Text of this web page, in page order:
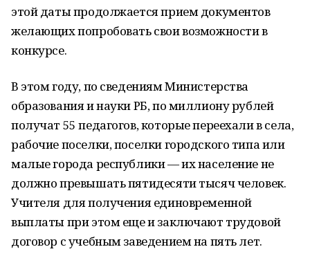
этой даты продолжается прием документов
желающих попробовать свои возможности в
конкурсе.
В этом году, по сведениям Министерства
образования и науки РБ, по миллиону рублей
получат 55 педагогов, которые переехали в села,
рабочие поселки, поселки городского типа или
малые города республики — их население не
должно превышать пятидесяти тысяч человек.
Учителя для получения единовременной
выплаты при этом еще и заключают трудовой
договор с учебным заведением на пять лет.